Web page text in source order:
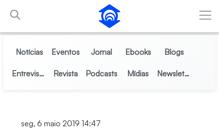
Pular para o Conteúdo principal
Notícias Eventos Jornal Ebooks Blogs
Entrevistas Revista Podcasts Mídias Newsletter
seg, 6 maio 2019 14:47